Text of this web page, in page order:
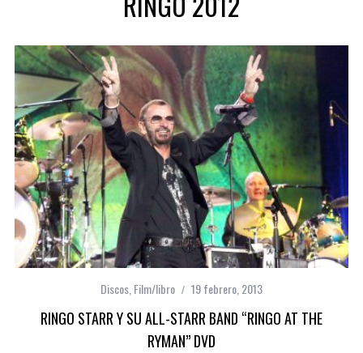
Discos Film/libro 19 febrero, 2013
RINGO STARR Y SU ALL-STARR BAND “RINGO AT THE
RYMAN” DVD